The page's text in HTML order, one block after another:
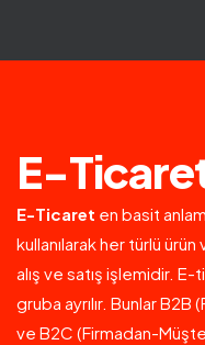
E-
E-Ticaret en basit
kullanılarak her türlü
alış ve satış işlemidir. E-
gruba ayrılır. Bunlar
ve B2C (Firmadan-